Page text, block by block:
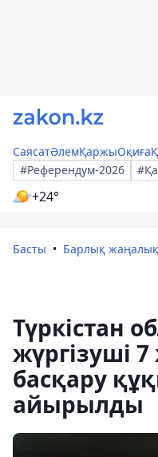
СаясатӘлемҚаржыОқиға
#Референдум-2026
+24°
Басты Барлық
Түркістан
жүргізуші
басқару
айырылды